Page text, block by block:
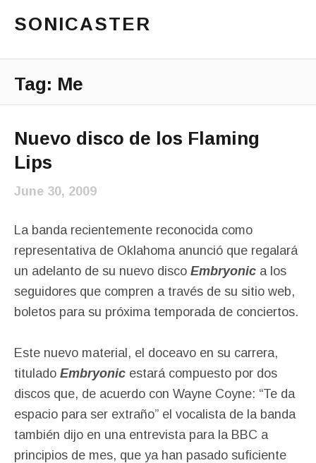
SONICASTER
Main Menu
Tag: Me
Nuevo disco de los Flaming
Lips
June 30, 2009
La banda recientemente reconocida como
representativa de Oklahoma anunció que regalará
un adelanto de su nuevo disco Embryonic a los
seguidores que compren a través de su sitio web,
boletos para su próxima temporada de conciertos.
Este nuevo material, el doceavo en su carrera,
titulado Embryonic estará compuesto por dos
discos que, de acuerdo con Wayne Coyne: “Te da
espacio para ser extraño” el vocalista de la banda
también dijo en una entrevista para la BBC a
principios de mes, que ya han pasado suficiente